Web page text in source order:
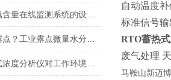
离心机氧含量在线监测系统的设计与应用
自动温度
标准信号
RTO蓄热
废气处理
马鞍山新迈